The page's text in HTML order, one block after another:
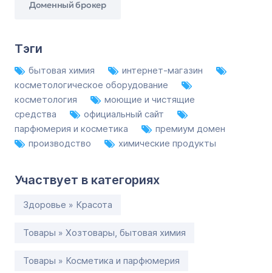
Доменный брокер
Тэги
бытовая химия
интернет-магазин
косметологическое оборудование
косметология
моющие и чистящие
средства
официальный сайт
парфюмерия и косметика
премиум домен
производство
химические продукты
Участвует в категориях
Здоровье » Красота
Товары » Хозтовары, бытовая химия
Товары » Косметика и парфюмерия